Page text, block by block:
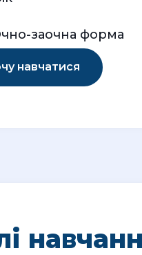
заочна форма
навчатися